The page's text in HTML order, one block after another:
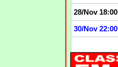
28/Nov 18:00
30/Nov 22:00